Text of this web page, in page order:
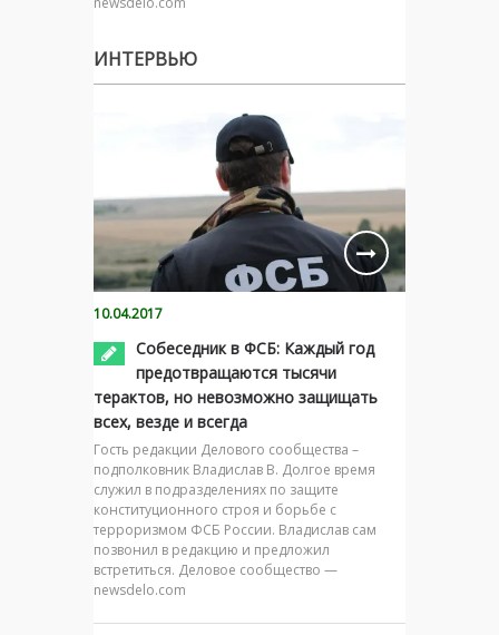
ИНТЕРВЬЮ
10.04.2017
Собеседник в ФСБ: Каждый год
предотвращаются тысячи
терактов, но невозможно защищать
всех, везде и всегда
Гость редакции Делового сообщества –
подполковник Владислав В. Долгое время
служил в подразделениях по защите
конституционного строя и борьбе с
терроризмом ФСБ России. Владислав сам
позвонил в редакцию и предложил
встретиться. Деловое сообщество —
newsdelo.com